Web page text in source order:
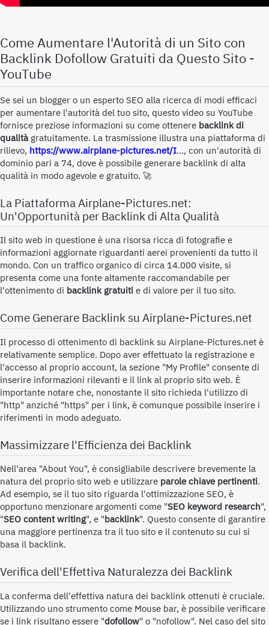
Come Aumentare l'Autorità di un Sito con
Backlink Dofollow Gratuiti da Questo Sito -
YouTube
Se sei un blogger o un esperto SEO alla ricerca di modi efficaci
per aumentare l'autorità del tuo sito, questo video su YouTube
fornisce preziose informazioni su come ottenere backlink di
qualitàgratuitamente. La trasmissione illustra una piattaforma di
rilievo, https://www.airplane-pictures.net/I..., con un'autorità di
dominio pari a 74, dove è possibile generare backlink di alta
qualità in modo agevole e gratuito. 🚀
La Piattaforma Airplane-Pictures.net:
Un'Opportunità per Backlink diAlta Qualità
Il sito web in questione è una risorsa ricca di fotografie e
informazioni aggiornate riguardanti aerei provenienti da tutto il
mondo. Con un traffico organico di circa 14.000 visite, si
presenta come una fonte altamente raccomandabile per
l'ottenimento di backlink gratuitie di valore per il tuo sito.
Come Generare Backlink su Airplane-Pictures.net
Il processo di ottenimento di backlink su Airplane-Pictures.net è
relativamente semplice. Dopo aver effettuato la registrazione e
l'accesso al proprio account, la sezione "My Profile" consente di
inserire informazioni rilevanti e il link al proprio sito web. È
importante notare che, nonostante il sito richieda l'utilizzo di
"http" anziché "https" per i link, è comunque possibile inserire i
riferimenti in modo adeguato.
Massimizzare l'Efficienza dei Backlink
Nell'area "About You", è consigliabile descrivere brevemente la
natura del proprio sito web e utilizzare parole chiave pertinenti.
Ad esempio, se il tuo sito riguarda l'ottimizzazione SEO, è
opportuno menzionare argomenti come "SEO keyword research",
"SEO content writing", e "backlink". Questo consente di garantire
una maggiore pertinenza tra il tuo sito e il contenuto su cui si
basa il backlink.
Verifica dell'Effettiva Naturalezza dei Backlink
La conferma dell'effettiva natura dei backlink ottenuti è cruciale.
Utilizzando uno strumento come Mouse bar, è possibile verificare
se i link risultano essere "dofollow" o "nofollow". Nel caso del sito